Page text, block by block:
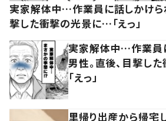
実家解体中…作業員に話しかけら
撃した衝撃の光景に…「えっ」
実家解体中…作業員
男性。直後、目撃し
「えっ」
里帰り出産から帰宅